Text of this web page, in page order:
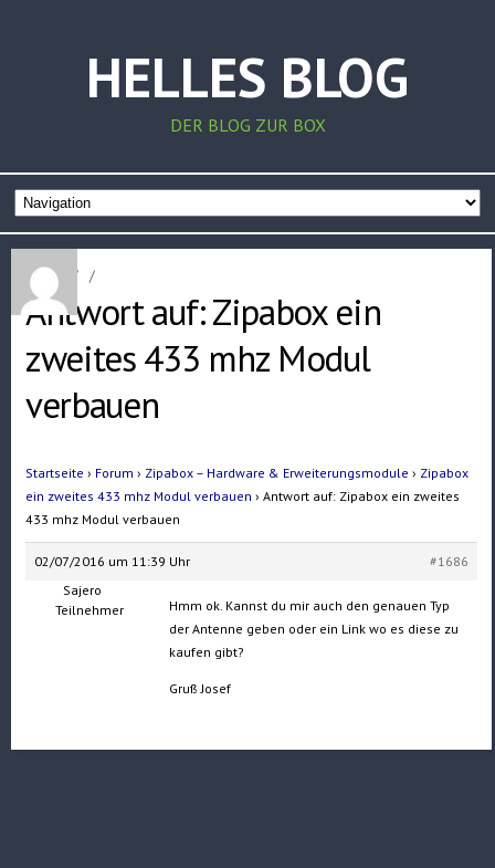
HELLES BLOG
DER BLOG ZUR BOX
Home / /
Antwort auf: Zipabox ein
zweites 433 mhz Modul
verbauen
Startseite › Forum › Zipabox – Hardware & Erweiterungsmodule › Zipabox
ein zweites 433 mhz Modul verbauen › Antwort auf: Zipabox ein zweites
433 mhz Modul verbauen
02/07/2016 um 11:39 Uhr
#1686
Sajero
Teilnehmer
Hmm ok. Kannst du mir auch den genauen Typ
der Antenne geben oder ein Link wo es diese zu
kaufen gibt?
Gruß Josef